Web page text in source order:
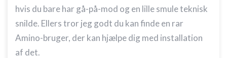
hvis du bare har gå-på-mod og en lille smule teknisk
snilde. Ellers tror jeg godt du kan finde en rar
Amino-bruger, der kan hjælpe dig med installation
af det.